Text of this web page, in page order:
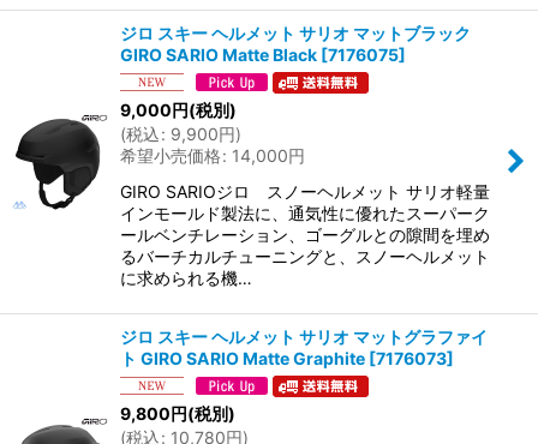
ジロ スキー ヘルメット サリオ マットブラック
GIRO SARIO Matte Black [7176075]
9,000円(税別)
(税込: 9,900円)
希望小売価格: 14,000円
GIRO SARIOジロ スノーヘルメット サリオ軽量
インモールド製法に、通気性に優れたスーパーク
ールベンチレーション、ゴーグルとの隙間を埋め
るバーチカルチューニングと、スノーヘルメット
に求められる機…
ジロ スキー ヘルメット サリオ マットグラファイ
ト GIRO SARIO Matte Graphite [7176073]
9,800円(税別)
(税込: 10,780円)